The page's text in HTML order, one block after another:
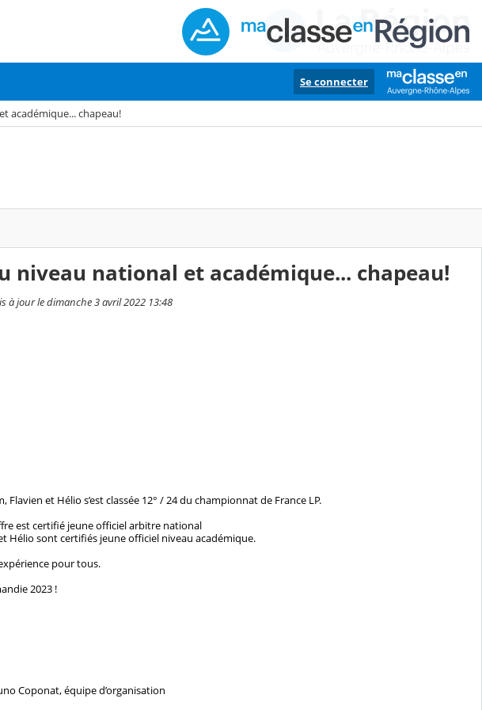
Se connecter
académique... chapeau!
niveau national et académique... chapeau!
à jour le dimanche 3 avril 2022 13:48
Flavien et Hélio s’est classée 12° / 24 du championnat de France LP.
est certifié jeune officiel arbitre national
Hélio sont certifiés jeune officiel niveau académique.
pour tous.
2023 !
Coponat, équipe d’organisation